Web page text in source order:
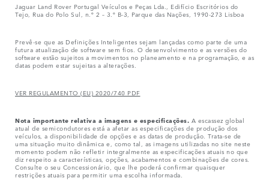
Jaguar Land Rover Portugal Veículos e Peças Lda., Edifício Escritórios do
Tejo, Rua do Polo Sul, n.º 2 – 3.º B-3, Parque das Nações, 1990-273 Lisboa
Prevê-se que as Definições Inteligentes sejam lançadas como parte de uma
futura atualização de software sem fios. O desenvolvimento e as versões do
software estão sujeitos a movimentos no planeamento e na programação, e as
datas podem estar sujeitas a alterações.
VER REGULAMENTO (EU) 2020/740 PDF
Nota importante relativa a imagens e especificações. A escassez global
atual de semicondutores está a afetar as especificações de produção dos
veículos, a disponibilidade de opções e as datas de produção. Trata-se de
uma situação muito dinâmica e, como tal, as imagens utilizadas no site neste
momento podem não refletir integralmente as especificações atuais no que
diz respeito a características, opções, acabamentos e combinações de cores.
Consulte o seu Concessionário, que lhe poderá confirmar quaisquer
restrições atuais para permitir uma escolha informada.